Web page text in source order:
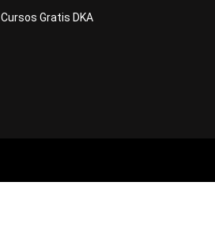
Cursos Gratis DKA